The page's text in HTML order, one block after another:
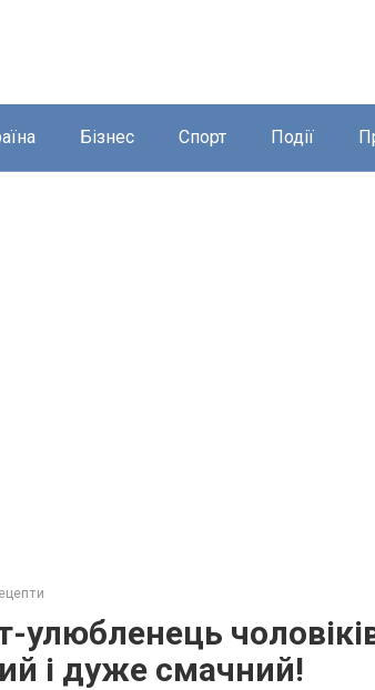
Бізнес Спорт Події
улюбленець
і дужe смaчний!